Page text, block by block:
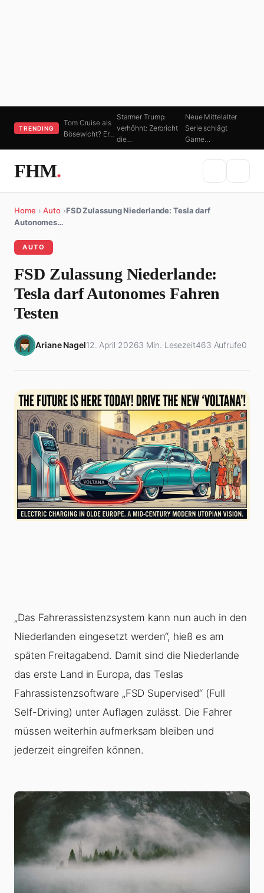
TRENDING
Tom Cruise als
Bösewicht? Er…
Starmer Trump:
verhöhnt: Zerbricht
die…
Neue Mittelalter
Serie schlägt
Game…
FHM.
Home › Auto ›FSD Zulassung Niederlande: Tesla darf
Autonomes…
AUTO
FSD Zulassung Niederlande:
Tesla darf Autonomes Fahren
Testen
Ariane Nagel12. April 20263 Min. Lesezeit463 Aufrufe0
„Das Fahrerassistenzsystem kann nun auch in den
Niederlanden eingesetzt werden“, hieß es am
späten Freitagabend. Damit sind die Niederlande
das erste Land in Europa, das Teslas
Fahrassistenzsoftware „FSD Supervised“ (Full
Self-Driving) unter Auflagen zulässt. Die Fahrer
müssen weiterhin aufmerksam bleiben und
jederzeit eingreifen können.